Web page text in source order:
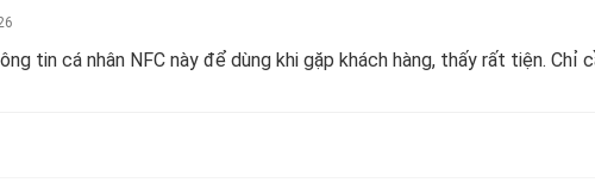
tin cá nhân NFC này để dùng khi gặp khách hàng, thấy rất tiện.